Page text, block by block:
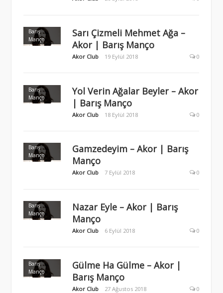
Barış
Manço
Sarı Çizmeli Mehmet Ağa –
Akor | Barış Manço
Akor Club 19 Eylül 2018 0
Barış
Manço
Yol Verin Ağalar Beyler – Akor
| Barış Manço
Akor Club 18 Eylül 2018 0
Barış
Manço
Gamzedeyim – Akor | Barış
Manço
Akor Club 7 Eylül 2018 0
Barış
Manço
Nazar Eyle – Akor | Barış
Manço
Akor Club 6 Eylül 2018 0
Barış
Manço
Gülme Ha Gülme – Akor |
Barış Manço
Akor Club 27 Ağustos 2018 0